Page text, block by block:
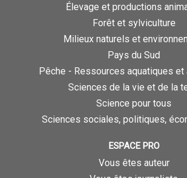
Élevage et productions
Forêt et sylviculture
Milieux naturels et
Pays du Sud
Pêche - Ressources aquatiques et
Sciences de la vie et de la
Science pour tous
Sciences sociales, politiques,
ESPACE PRO
Vous êtes auteur